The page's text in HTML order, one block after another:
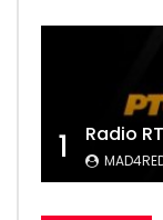
1 Radio